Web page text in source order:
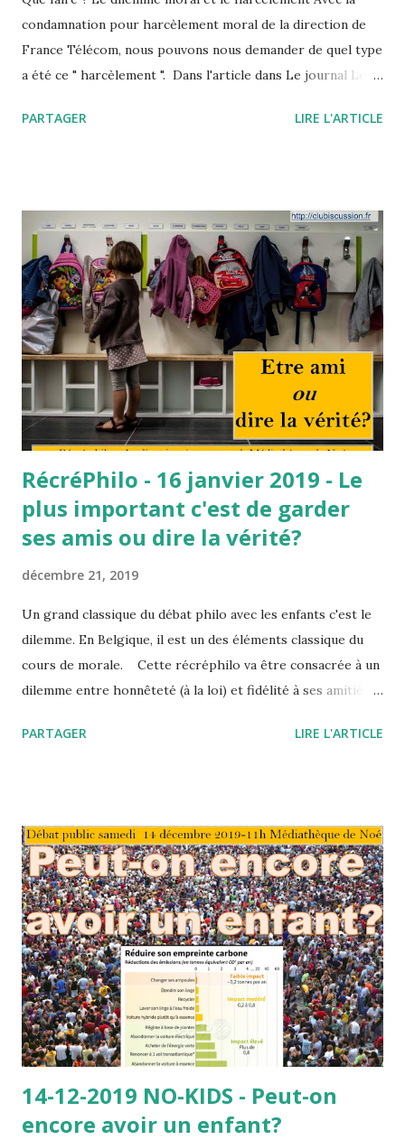
condamnation pour harcèlement moral de la direction de
France Télécom, nous pouvons nous demander de quel type
a été ce " harcèlement ". Dans l'article dans Le journal Le
culpabilité sur la victime", Pascale Robert-Diard écrit que
un salaire confortable dans une grande entreprise mais ne
plus avoir un travail gratifiant et valorisant (pour lequel ils
avaient fait de gros efforts de mobilité :première
affectation et d'investissement : école d'ingénieur) ou
quitter cette entreprise avec un risque présentant une très
forte probabilité de déclassement voire de chômage.
Trente neuf personnes n'ont pas pu choisir et ...
PARTAGER LIRE L'ARTICLE
RécréPhilo - 16 janvier 2019 - Le
plus important c'est de garder
ses amis ou dire la vérité?
décembre 21, 2019
Un grand classique du débat philo avec les enfants c'est le
dilemme. En Belgique, il est un des éléments classique du
cours de morale. Cette récréphilo va être consacrée à un
dilemme entre honnêteté (à la loi) et fidélité à ses amitiés.
les deux meilleurs amis du monde. Ils étaient très contents
d’apercevoir dans le couloir Juliette, une de leurs
camarades. Elle était en train de fouiller dans le sac de Marc
accroché au porte-manteau. Elle a en sortit un téléphone
portable, l'a glissé à toute vitesse sous son pull et partit en
courant. Guillaume et Ahmed étaient atterrés. - Tu as vu ça
? dit Ahmed, Juliette a volé le téléphone de Marc dans son
sac ! - Oh la la ! répondit Guillaume, Il va se faire gronder
par ses parents quand i...
PARTAGER LIRE L'ARTICLE
14-12-2019 NO-KIDS - Peut-on
encore avoir un enfant?